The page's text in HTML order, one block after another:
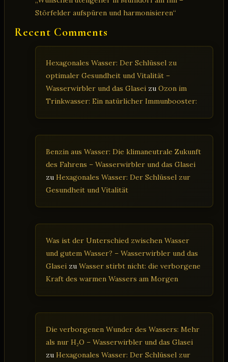
Störfelder aufspüren und harmonisieren“
Recent Comments
Hexagonales Wasser: Der Schlüssel zu
optimaler Gesundheit und Vitalität –
Wasserwirbler und das Glasei zu Ozon im
Trinkwasser: Ein natürlicher Immunbooster:
Benzin aus Wasser: Die klimaneutrale Zukunft
des Fahrens – Wasserwirbler und das Glasei
zu Hexagonales Wasser: Der Schlüssel zur
Gesundheit und Vitalität
Was ist der Unterschied zwischen Wasser
und gutem Wasser? – Wasserwirbler und das
Glasei zu Wasser stirbt nicht: die verborgene
Kraft des warmen Wassers am Morgen
Die verborgenen Wunder des Wassers: Mehr
als nur H₂O – Wasserwirbler und das Glasei
zu Hexagonales Wasser: Der Schlüssel zur